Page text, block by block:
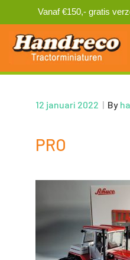
Vanaf €150,- gratis
12 januari 2022 | By
PRO